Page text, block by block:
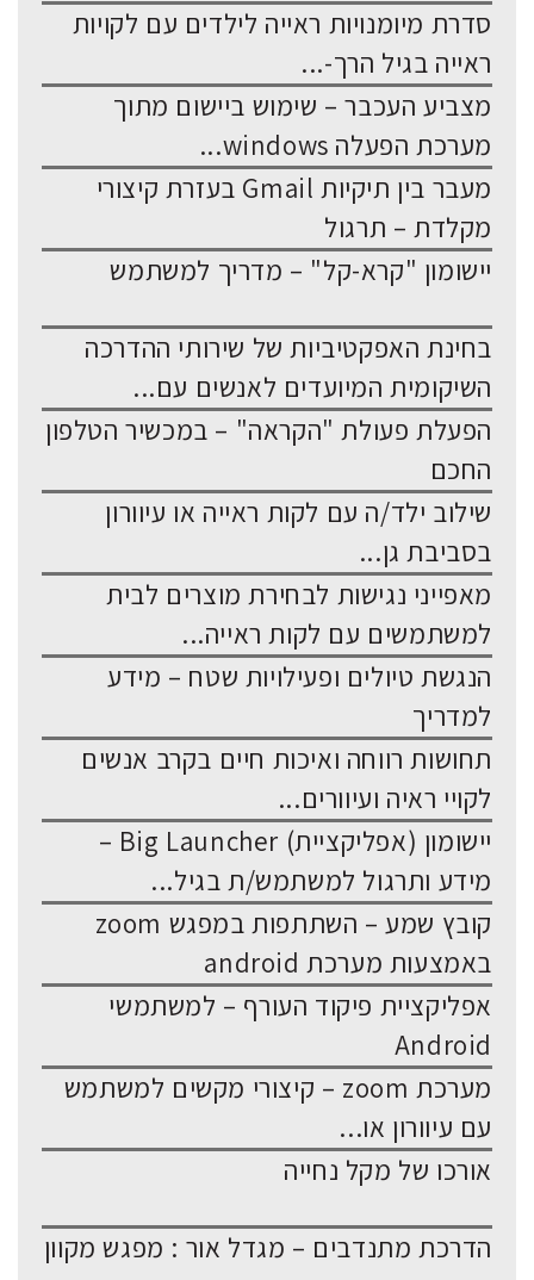
סדרת מיומנויות ראייה לילדים עם לקויות
ראייה בגיל הרך-...
מצביע העכבר – שימוש ביישום מתוך
מערכת הפעלה windows...
מעבר בין תיקיות Gmail בעזרת קיצורי
מקלדת – תרגול
יישומון "קרא-קל" – מדריך למשתמש
בחינת האפקטיביות של שירותי ההדרכה
השיקומית המיועדים לאנשים עם...
הפעלת פעולת "הקראה" – במכשיר הטלפון
החכם
שילוב ילד/ה עם לקות ראייה או עיוורון
בסביבת גן...
מאפייני נגישות לבחירת מוצרים לבית
למשתמשים עם לקות ראייה...
הנגשת טיולים ופעילויות שטח – מידע
למדריך
תחושות רווחה ואיכות חיים בקרב אנשים
לקויי ראיה ועיוורים...
יישומון (אפליקציית) Big Launcher –
מידע ותרגול למשתמש/ת בגיל...
קובץ שמע – השתתפות במפגש zoom
באמצעות מערכת android
אפליקציית פיקוד העורף – למשתמשי
Android
מערכת zoom – קיצורי מקשים למשתמש
עם עיוורון או...
אורכו של מקל נחייה
הדרכת מתנדבים – מגדל אור : מפגש מקוון